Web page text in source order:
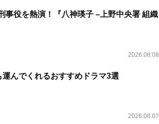
事役を熱演！『八神瑛子 –上野中央署 組織
2026.08.08
んでくれるおすすめドラマ3選
2026.08.07